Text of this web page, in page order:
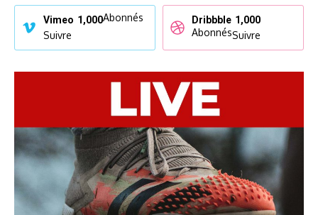
Vimeo 1,000Abonnés
Suivre
Dribbble 1,000
AbonnésSuivre